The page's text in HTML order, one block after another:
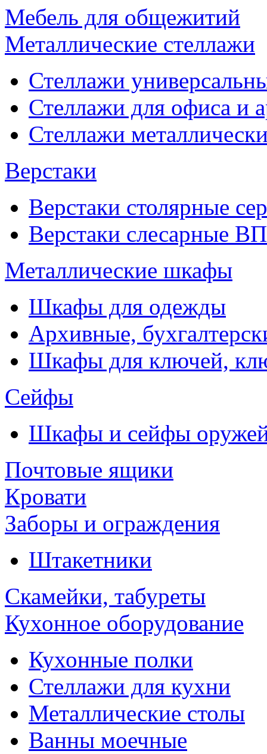
Мебель для общежитий
Металлические стеллажи
Стеллажи
Стеллажи для офиса и
Стеллажи
Верстаки
Верстаки столярные
Верстаки слесарные ВП
Металлические шкафы
Шкафы для одежды
Архивные,
Шкафы для ключей,
Сейфы
Шкафы и сейфы
Почтовые ящики
Кровати
Заборы и ограждения
Штакетники
Скамейки, табуреты
Кухонное оборудование
Кухонные полки
Стеллажи для кухни
Металлические столы
Ванны моечные